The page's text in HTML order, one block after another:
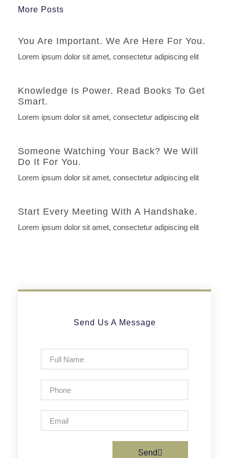
More Posts
You Are Important. We Are Here For You.
Lorem ipsum dolor sit amet, consectetur adipiscing elit
Knowledge Is Power. Read Books To Get
Smart.
Lorem ipsum dolor sit amet, consectetur adipiscing elit
Someone Watching Your Back? We Will
Do It For You.
Lorem ipsum dolor sit amet, consectetur adipiscing elit
Start Every Meeting With A Handshake.
Lorem ipsum dolor sit amet, consectetur adipiscing elit
Send Us A Message
Send